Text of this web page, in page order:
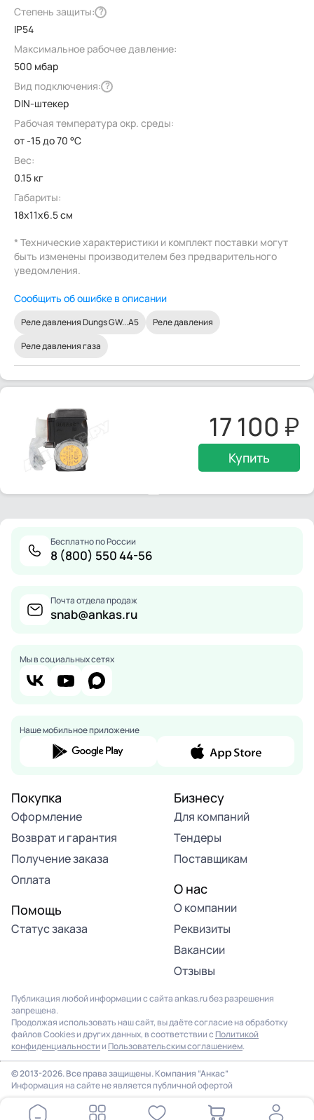
Степень защиты: ?
IP54
Максимальное рабочее давление:
500 мбар
Вид подключения: ?
DIN-штекер
Рабочая температура окр. среды:
от -15 до 70 °C
Вес:
0.15 кг
Габариты:
18x11x6.5 см
* Технические характеристики и комплект поставки могут
быть изменены производителем без предварительного
уведомления.
Сообщить об ошибке в описании
Реле давления Dungs GW...A5
Реле давления
Реле давления газа
17 100
Купить
Бесплатно по России
8 (800) 550 44-56
Почта отдела продаж
snab@ankas.ru
Мы в социальных сетях
Наше мобильное приложение
Покупка
Оформление
Возврат и гарантия
Получение заказа
Оплата
Помощь
Статус заказа
Бизнесу
Для компаний
Тендеры
Поставщикам
О нас
О компании
Реквизиты
Вакансии
Отзывы
Публикация любой информации с сайта ankas.ru без разрешения
запрещена.
Продолжая использовать наш сайт, вы даёте согласие на обработку
файлов Cookies и других данных, в соответствии с Политикой
конфиденциальности и Пользовательским соглашением.
© 2013-2026. Все права защищены. Компания “Анкас”
Информация на сайте не является публичной офертой